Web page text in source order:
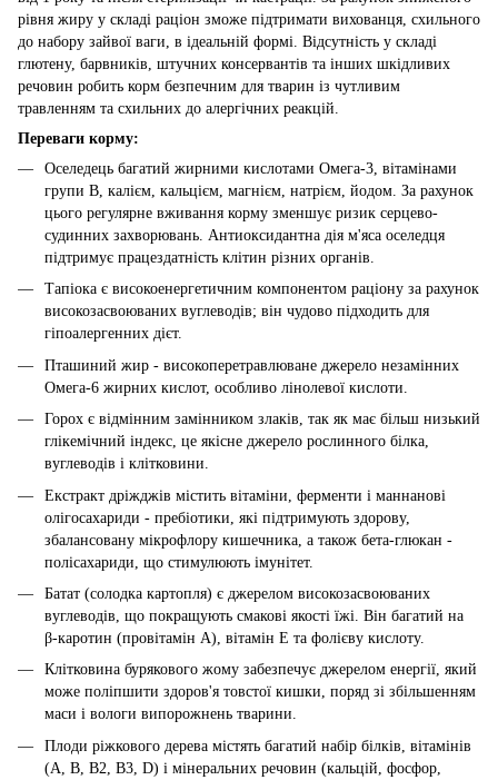
рівня жиру у складі раціон зможе підтримати вихованця, схильного
до набору зайвої ваги, в ідеальній формі. Відсутність у складі
глютену, барвників, штучних консервантів та інших шкідливих
речовин робить корм безпечним для тварин із чутливим
травленням та схильних до алергічних реакцій.
Переваги корму:
Оселедець багатий жирними кислотами Омега-3, вітамінами
групи В, калієм, кальцієм, магнієм, натрієм, йодом. За рахунок
цього регулярне вживання корму зменшує ризик серцево-
судинних захворювань. Антиоксидантна дія м'яса оселедця
підтримує працездатність клітин різних органів.
Тапіока є високоенергетичним компонентом раціону за рахунок
високозасвоюваних вуглеводів; він чудово підходить для
гіпоалергенних дієт.
Пташиний жир - високоперетравлюване джерело незамінних
Омега-6 жирних кислот, особливо лінолевої кислоти.
Горох є відмінним замінником злаків, так як має більш низький
глікемічний індекс, це якісне джерело рослинного білка,
вуглеводів і клітковини.
Екстракт дріжджів містить вітаміни, ферменти і маннанові
олігосахариди - пребіотики, які підтримують здорову,
збалансовану мікрофлору кишечника, а також бета-глюкан -
полісахариди, що стимулюють імунітет.
Батат (солодка картопля) є джерелом високозасвоюваних
вуглеводів, що покращують смакові якості їжі. Він багатий на
β-каротин (провітамін А), вітамін Е та фолієву кислоту.
Клітковина бурякового жому забезпечує джерелом енергії, який
може поліпшити здоров'я товстої кишки, поряд зі збільшенням
маси і вологи випорожнень тварини.
Плоди ріжкового дерева містять багатий набір білків, вітамінів
(А, В, В2, В3, D) і мінеральних речовин (кальцій, фосфор,